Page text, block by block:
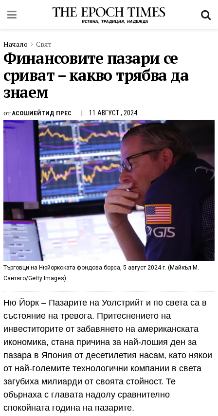
Начало Свят
Финансовите пазари се
сриват – какво трябва да
знаем
от АСОШИЕЙТИД ПРЕС 11 АВГУСТ , 2024
Търговци на Нюйоркската фондова борса, 5 август 2024 г. (Майкъл М.
Сантяго/Getty Images)
Ню Йорк – Пазарите на Уолстрийт и по света са в
състояние на тревога. Притеснението на
инвеститорите от забавянето на американската
икономика, стана причина за най-лошия ден за
пазара в Япония от десетилетия насам, като някои
от най-големите технологични компании в света
загубиха милиарди от своята стойност. Те
обърнаха с главата надолу сравнително
спокойната година на пазарите.